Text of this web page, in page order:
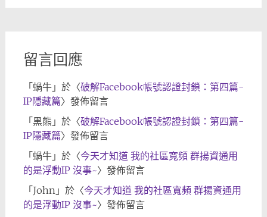
留言回應
「 蝸牛」於〈破解Facebook帳號認證封鎖：第四篇-
IP隱藏篇〉發佈留言
「 黑熊 」於〈破解Facebook帳號認證封鎖：第四篇-
IP隱藏篇〉發佈留言
「 蝸牛」於〈今天才知道 我的社區寬頻 群揚資通用
的是浮動IP 沒事~〉發佈留言
「 John」於〈今天才知道 我的社區寬頻 群揚資通用
的是浮動IP 沒事~〉發佈留言